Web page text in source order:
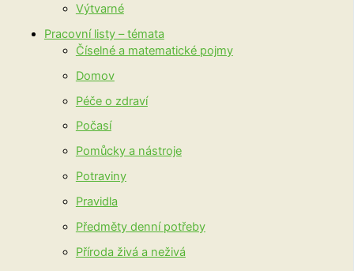
Výtvarné
Pracovní listy – témata
Číselné a matematické pojmy
Domov
Péče o zdraví
Počasí
Pomůcky a nástroje
Potraviny
Pravidla
Předměty denní potřeby
Příroda živá a neživá